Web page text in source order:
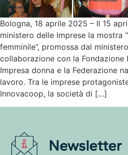
Bologna, 18 aprile 2025 – Il 15
ministero delle Imprese la mostra
femminile”, promossa dal
collaborazione con la Fondazione
Impresa donna e la Federazione
lavoro. Tra le imprese
Innovacoop, la società di […]
Newsletter